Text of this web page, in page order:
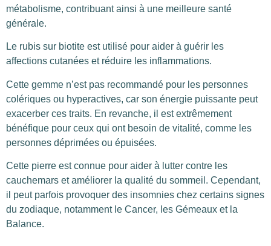
métabolisme, contribuant ainsi à une meilleure santé
générale.
Le rubis sur biotite est utilisé pour aider à guérir les
affections cutanées et réduire les inflammations.
Cette gemme n’est pas recommandé pour les personnes
colériques ou hyperactives, car son énergie puissante peut
exacerber ces traits. En revanche, il est extrêmement
bénéfique pour ceux qui ont besoin de vitalité, comme les
personnes déprimées ou épuisées.
Cette pierre est connue pour aider à lutter contre les
cauchemars et améliorer la qualité du sommeil. Cependant,
il peut parfois provoquer des insomnies chez certains signes
du zodiaque, notamment le Cancer, les Gémeaux et la
Balance.